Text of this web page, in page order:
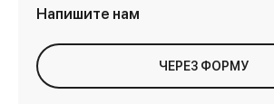
Напишите нам
ЧЕРЕЗ ФОРМУ